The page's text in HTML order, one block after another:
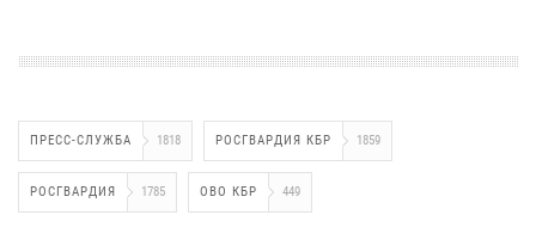
ПРЕСС-СЛУЖБА 1818 РОСГВАРДИЯ КБР 1859
РОСГВАРДИЯ 1785 ОВО КБР 449